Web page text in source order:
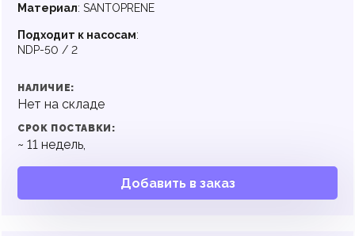
Материал: SANTOPRENE
Подходит к насосам:
NDP-50 / 2
НАЛИЧИЕ:
Нет на складе
СРОК ПОСТАВКИ:
~ 11 недель,
Добавить в заказ